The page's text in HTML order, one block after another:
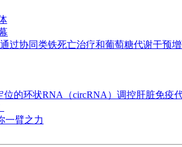
过协同类铁死亡治疗和葡萄糖代谢干预
的环状RNA（circRNA）调控肝脏免疫
一臂之力